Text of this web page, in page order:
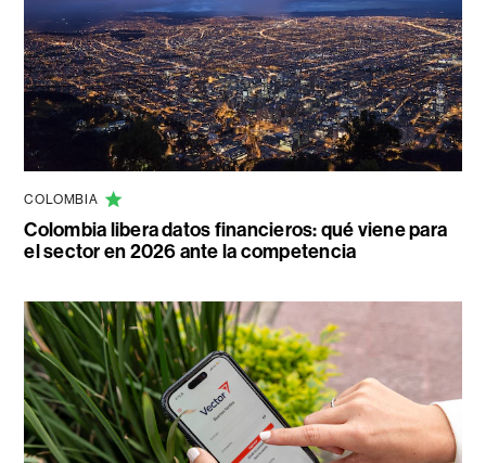
COLOMBIA
Colombia libera datos financieros: qué viene para
el sector en 2026 ante la competencia